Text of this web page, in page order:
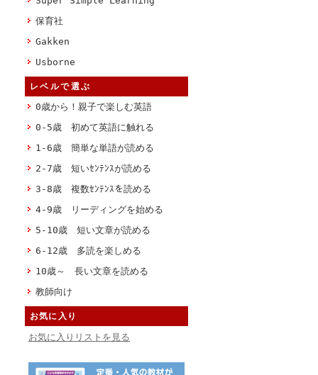
保育社
Gakken
Usborne
レベルで選ぶ
0歳から！親子で楽しむ英語
0-5歳 初めて英語に触れる
1-6歳 簡単な単語が読める
2-7歳 短いｾﾝﾃﾝｽが読める
3-8歳 複数ｾﾝﾃﾝｽを読める
4-9歳 リーディングを始める
5-10歳 短い文章が読める
6-12歳 多読を楽しめる
10歳～ 長い文章を読める
教師向け
お気に入り
お気に入りリストを見る